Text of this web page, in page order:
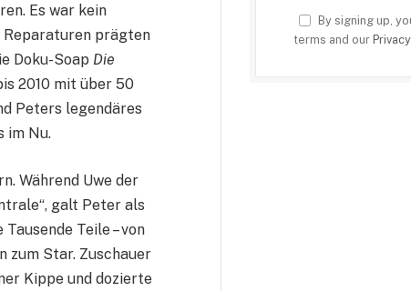
Es war kein
Reparaturen prägten
Doku-Soap Die
2010 mit über 50
Peters legendäres
im Nu.
Während Uwe der
galt Peter als
Teile – von
zum Star. Zuschauer
Kippe und dozierte
By signing up,
terms and our